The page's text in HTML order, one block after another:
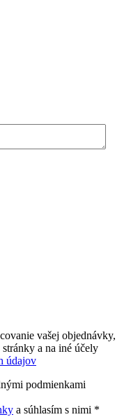
vašej objednávky,
a na iné účely
údajov
podmienkami
a súhlasím s nimi *